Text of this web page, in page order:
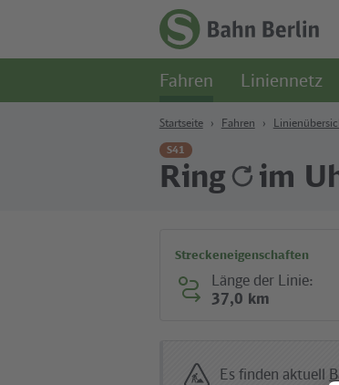
Zur
Startseite
-
S-
Bahn
Berlin
Fahren Liniennetz
Startseite Fahren
S41
Ring im
Streckeneigenschaften
Länge der Linie:
37,0 km
Es finden aktuell